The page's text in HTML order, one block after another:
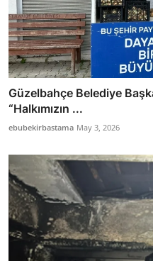
Güzelbahçe Belediye
“Halkımızın ...
ebubekirbastama May 3, 2026